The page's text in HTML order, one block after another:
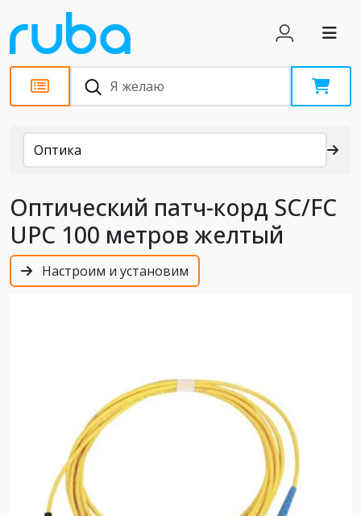
Каталог
Оптика
Оптический патч-корд SC/FC
UPC 100 метров желтый
Настроим и установим